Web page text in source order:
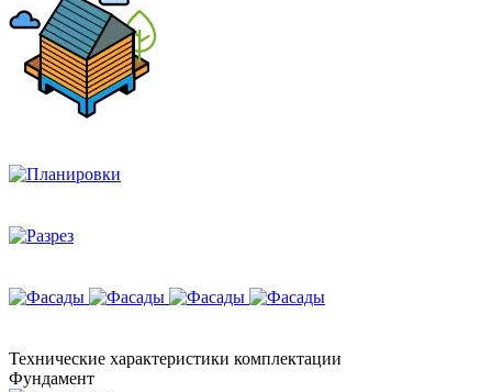
Технические характеристики комплектации
Фундамент